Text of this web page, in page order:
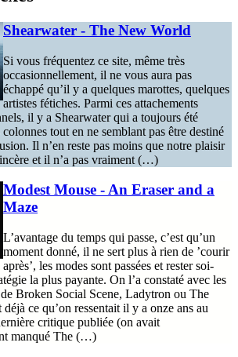
Shearwater - The New World
Si vous fréquentez ce site, même très
occasionnellement, il ne vous aura pas
échappé qu’il y a quelques marottes, quelques
artistes fétiches. Parmi ces attachements
il y a Shearwater qui a toujours été
tout en ne semblant pas être destiné
Il n’en reste pas moins que notre plaisir
et il n’a pas vraiment (…)
Modest Mouse - An Eraser and a
Maze
L’avantage du temps qui passe, c’est qu’un
moment donné, il ne sert plus à rien de ’courir
après’, les modes sont passées et rester soi-
la plus payante. On l’a constaté avec les
Broken Social Scene, Ladytron ou The
ce qu’on ressentait il y a onze ans au
critique publiée (on avait
manqué The (…)